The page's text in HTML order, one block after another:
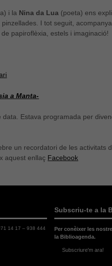
i la Nina da Lua (poeta) ens
I tot seguit,
de papiroflèxia, estels i imaginació!
a Manta-
data. Estava programada per
un recordatori de les activitats
aquest enllaç Facebook
14 17 – 938 444
Subscriu-te a la
Per conèixer les
la Biblioagenda.
Subscriure'm ara!